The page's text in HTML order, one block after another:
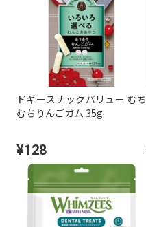
ドギースナックバリュー むち
むちりんごガム 35g
¥128